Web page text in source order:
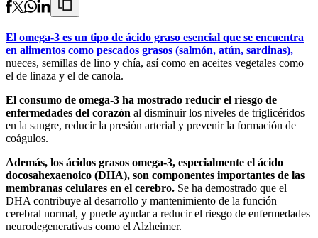
El omega-3 es un tipo de ácido graso esencial que se encuentra
en alimentos como pescados grasos (salmón, atún, sardinas),
nueces, semillas de lino y chía, así como en aceites vegetales como
el de linaza y el de canola.
El consumo de omega-3 ha mostrado reducir el riesgo de
enfermedades del corazón al disminuir los niveles de triglicéridos
en la sangre, reducir la presión arterial y prevenir la formación de
coágulos.
Además, los ácidos grasos omega-3, especialmente el ácido
docosahexaenoico (DHA), son componentes importantes de las
membranas celulares en el cerebro. Se ha demostrado que el
DHA contribuye al desarrollo y mantenimiento de la función
cerebral normal, y puede ayudar a reducir el riesgo de enfermedades
neurodegenerativas como el Alzheimer.